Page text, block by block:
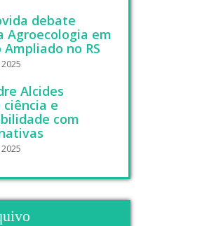
debate
Agroecologia em
no RS
Alcides
e
com